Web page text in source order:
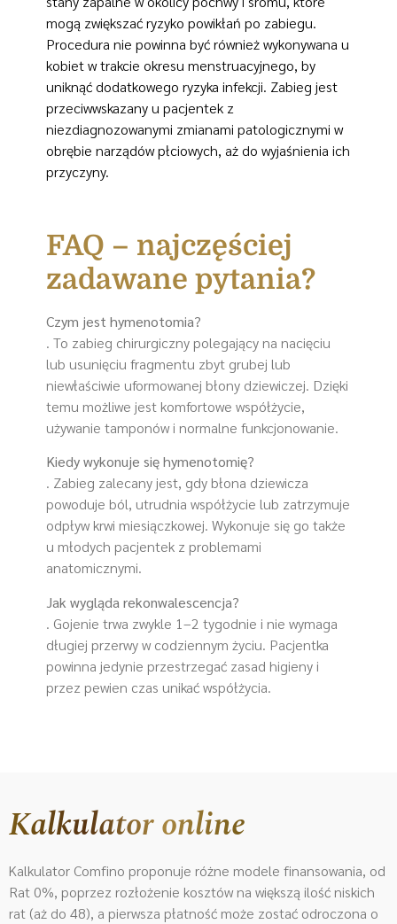
mogą zwiększać ryzyko powikłań po zabiegu.
Procedura nie powinna być również wykonywana u
kobiet w trakcie okresu menstruacyjnego, by
uniknąć dodatkowego ryzyka infekcji. Zabieg jest
przeciwwskazany u pacjentek z
niezdiagnozowanymi zmianami patologicznymi w
obrębie narządów płciowych, aż do wyjaśnienia ich
przyczyny.
FAQ – najczęściej
zadawane pytania?
Czym jest hymenotomia?
. To zabieg chirurgiczny polegający na nacięciu
lub usunięciu fragmentu zbyt grubej lub
niewłaściwie uformowanej błony dziewiczej. Dzięki
temu możliwe jest komfortowe współżycie,
używanie tamponów i normalne funkcjonowanie.
Kiedy wykonuje się hymenotomię?
. Zabieg zalecany jest, gdy błona dziewicza
powoduje ból, utrudnia współżycie lub zatrzymuje
odpływ krwi miesiączkowej. Wykonuje się go także
u młodych pacjentek z problemami
anatomicznymi.
Jak wygląda rekonwalescencja?
. Gojenie trwa zwykle 1–2 tygodnie i nie wymaga
długiej przerwy w codziennym życiu. Pacjentka
powinna jedynie przestrzegać zasad higieny i
przez pewien czas unikać współżycia.
Kalkulator online
Kalkulator Comfino proponuje różne modele finansowania, od
Rat 0%, poprzez rozłożenie kosztów na większą ilość niskich
rat (aż do 48), a pierwsza płatność może zostać odroczona o